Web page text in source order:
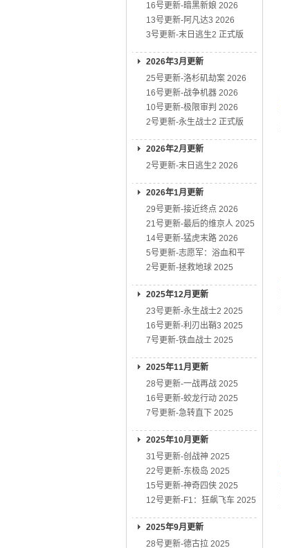
16号更新-暗黑新娘 2026
13号更新-阿凡达3 2026
3号更新-末日逃生2 正式版
2026年3月更新
25号更新-洛杉矶劫案 2026
16号更新-战争机器 2026
10号更新-极限审判 2026
2号更新-永生战士2 正式版
2026年2月更新
2号更新-末日逃生2 2026
2026年1月更新
29号更新-接近终点 2026
21号更新-最后的维京人 2025
14号更新-猛虎末路 2026
5号更新-志愿军：浴血和平
2号更新-拯救地球 2025
2025年12月更新
23号更新-永生战士2 2025
16号更新-利刃出鞘3 2025
7号更新-铁血战士 2025
2025年11月更新
28号更新-一战再战 2025
16号更新-蛟龙行动 2025
7号更新-急转直下 2025
2025年10月更新
31号更新-创战神 2025
22号更新-东极岛 2025
15号更新-神奇四侠 2025
12号更新-F1：狂飙飞车 2025
2025年9月更新
28号更新-德古拉 2025